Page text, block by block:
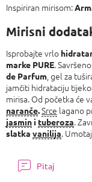
Inspiriran mirisom:
Mirisni
Isprobajte vrlo
marke PURE.
de Parfum, gel za
jamčiti hidrataciju
mirisa. Od početka će
naranče.Srce lagano
jasmin i tuberoza.
slatka vanilija.
Pitaj